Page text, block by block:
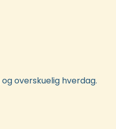
overskuelig hverdag.